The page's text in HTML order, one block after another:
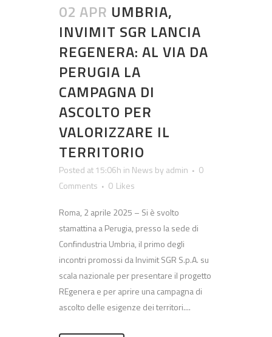
02 APR UMBRIA,
INVIMIT SGR LANCIA
REGENERA: AL VIA DA
PERUGIA LA
CAMPAGNA DI
ASCOLTO PER
VALORIZZARE IL
TERRITORIO
Posted at 15:06h in News by admin
0
Comments
0 Likes
Roma, 2 aprile 2025 – Si è svolto
stamattina a Perugia, presso la sede di
Confindustria Umbria, il primo degli
incontri promossi da Invimit SGR S.p.A. su
scala nazionale per presentare il progetto
REgenera e per aprire una campagna di
ascolto delle esigenze dei territori....